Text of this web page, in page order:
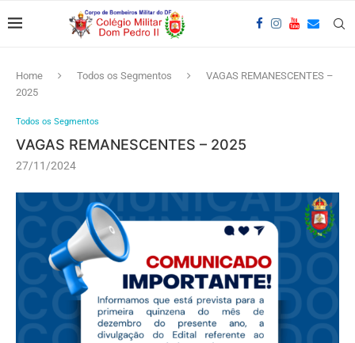
Home Todos os Segmentos
VAGAS REMANESCENTES –
2025
Todos os Segmentos
VAGAS REMANESCENTES – 2025
27/11/2024